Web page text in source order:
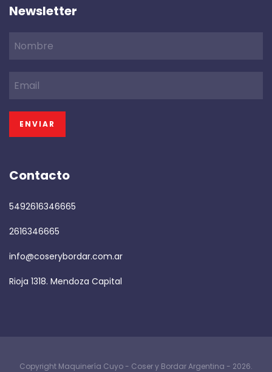
Newsletter
Contacto
5492616346665
2616346665
info@coserybordar.com.ar
Rioja 1318. Mendoza Capital
Copyright Maquinería Cuyo - Coser y Bordar Argentina - 2026.